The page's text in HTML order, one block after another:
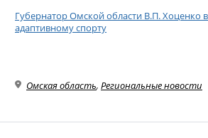
Губернатор Омской области В.П. Хоценко
адаптивному спорту
Омская область, Региональные новости